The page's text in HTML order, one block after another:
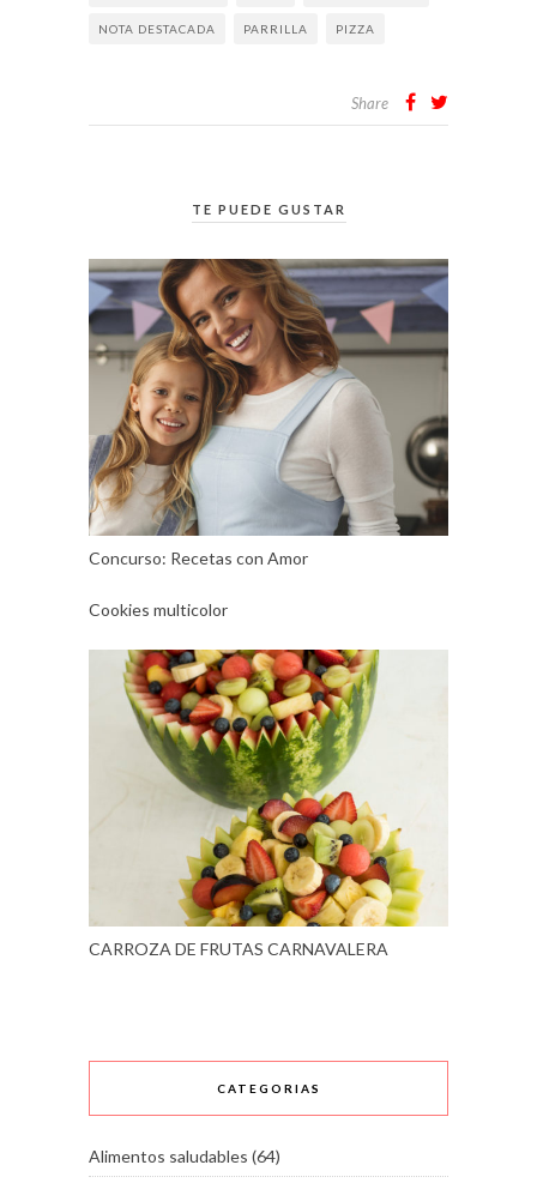
NOTA DESTACADA PARRILLA PIZZA
Share
TE PUEDE GUSTAR
Concurso: Recetas con Amor
Cookies multicolor
CARROZA DE FRUTAS CARNAVALERA
CATEGORIAS
Alimentos saludables (64)